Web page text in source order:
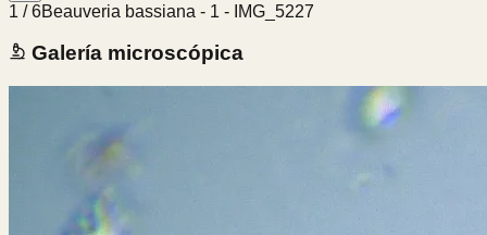
1 /6Beauveria bassiana - 1 - IMG_5227
Galería microscópica